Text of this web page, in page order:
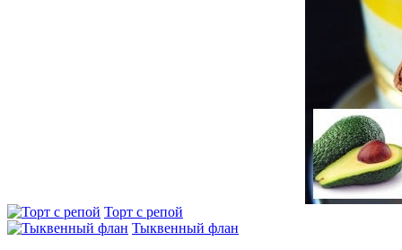
Торт с репой
Тыквенный флан